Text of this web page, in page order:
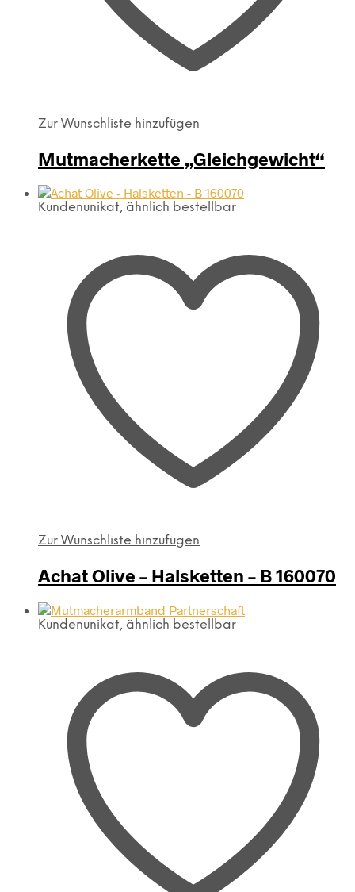
Zur Wunschliste hinzufügen
Mutmacherkette „Gleichgewicht“
Kundenunikat, ähnlich bestellbar
Zur Wunschliste hinzufügen
Achat Olive – Halsketten – B 160070
Kundenunikat, ähnlich bestellbar